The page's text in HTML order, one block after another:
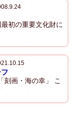
初の重要文化財に
画・海の幸」 こ